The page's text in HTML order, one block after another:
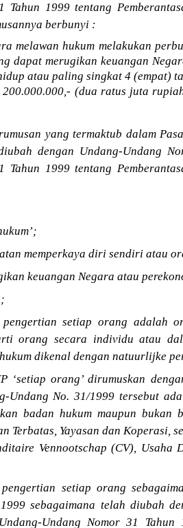
Tahun 1999 tentang
berbunyi :
melawan hukum melakukan
dapat merugikan keuangan
atau paling singkat 4 (empat)
(dua ratus juta
yang termaktub dalam
dengan Undang-Undang
Tahun 1999 tentang
memperkaya diri sendiri atau
keuangan Negara atau
pengertian setiap orang adalah
orang secara individu atau
dikenal dengan natuurlijke
‘setiap orang’ dirumuskan
Undang No. 31/1999 tersebut
badan hukum maupun bukan
Terbatas, Yayasan dan Koperasi,
Vennootschap (CV),
pengertian setiap orang
sebagaimana telah diubah
Undang Nomor 31 Tahun